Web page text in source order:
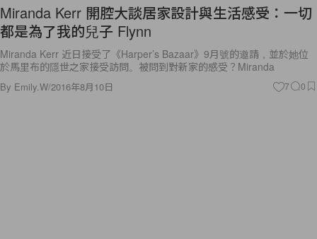
Miranda Kerr 開腔大談居家設計與生活感受：一切
都是為了我的兒子 Flynn
Miranda Kerr 近日接受了《Harper’s Bazaar》9月號的邀請，並於她位
於馬里布的隱世之家接受訪問。被問到對新家的感受？Miranda
By Emily.W/2016年8月10日 7 0